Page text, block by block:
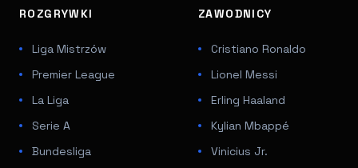
ROZGRYWKI
Liga Mistrzów
Premier League
La Liga
Serie A
Bundesliga
ZAWODNICY
Cristiano Ronaldo
Lionel Messi
Erling Haaland
Kylian Mbappé
Vinicius Jr.